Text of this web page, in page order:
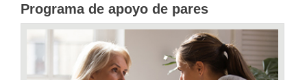
Programa de apoyo de pares